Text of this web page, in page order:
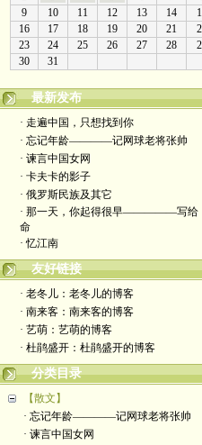
最新发布
· 走遍中国，只想找到你
· 忘记年龄————记网球老将张帅
· 谏言中国女网
· 卡夫卡的影子
· 俄罗斯民族及其它
· 那一天，你起得很早—————写给
命
· 忆江南
友好链接
· 老冬儿：老冬儿的博客
· 南来客：南来客的博客
· 艺萌：艺萌的博客
· 杜鹃盛开：杜鹃盛开的博客
分类目录
【散文】
· 忘记年龄————记网球老将张帅
· 谏言中国女网